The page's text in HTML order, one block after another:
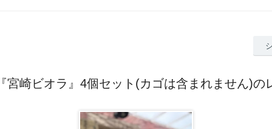
宮崎ビオラ』4個セット(カゴは含まれません)の